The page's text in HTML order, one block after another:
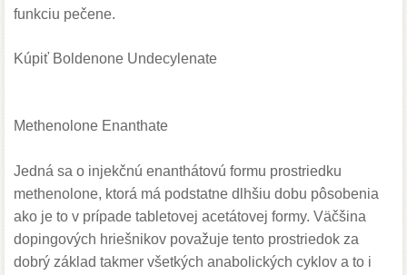
funkciu pečene.
Kúpiť Boldenone Undecylenate
Methenolone Enanthate
Jedná sa o injekčnú enanthátovú formu prostriedku
methenolone, ktorá má podstatne dlhšiu dobu pôsobenia
ako je to v prípade tabletovej acetátovej formy. Väčšina
dopingových hriešnikov považuje tento prostriedok za
dobrý základ takmer všetkých anabolických cyklov a to i